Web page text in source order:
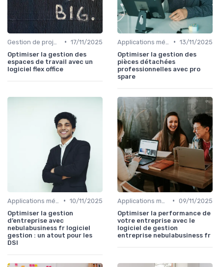
• 17/11/2025
Optimiser la gestion des
espaces de travail avec un
logiciel flex office
• 13/11/2025
Optimiser la gestion des
pièces détachées
professionnelles avec pro
spare
• 10/11/2025
Optimiser la gestion
d’entreprise avec
nebulabusiness fr logiciel
gestion : un atout pour les
DSI
• 09/11/2025
Optimiser la performance de
votre entreprise avec le
logiciel de gestion
entreprise nebulabusiness fr